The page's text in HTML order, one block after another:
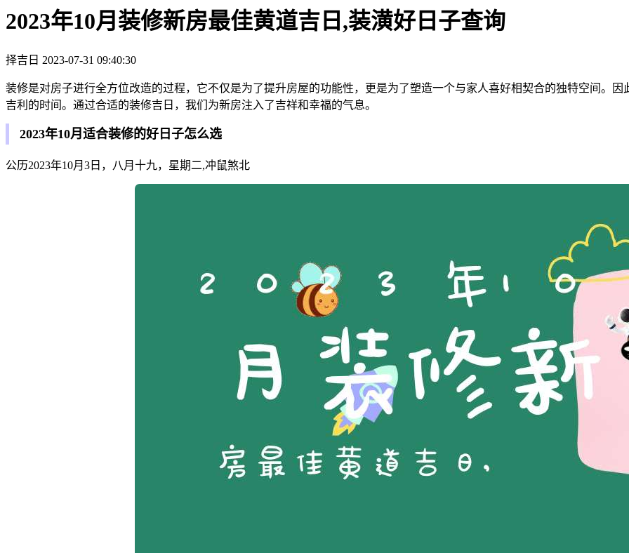
2023年10月装修新房最佳黄道吉日,装潢好日子查询
择吉日 2023-07-31 09:40:30
装修是对房子进行全方位改造的过程，它不仅是为了提升房屋的功能性，更是为了塑造一个与家人喜好相契合的独特空间。
吉利的时间。通过合适的装修吉日，我们为新房注入了吉祥和幸福的气息。
2023年10月适合装修的好日子怎么选
公历2023年10月3日，八月十九，星期二,冲鼠煞北